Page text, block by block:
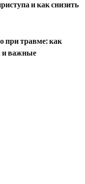
и как снизить
при травме: как
и важные